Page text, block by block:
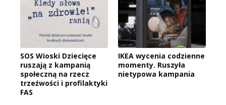
SOS Wioski Dziecięce
ruszają z kampanią
społeczną na rzecz
trzeźwości i profilaktyki
FAS
IKEA wycenia codzienne
momenty. Ruszyła
nietypowa kampania